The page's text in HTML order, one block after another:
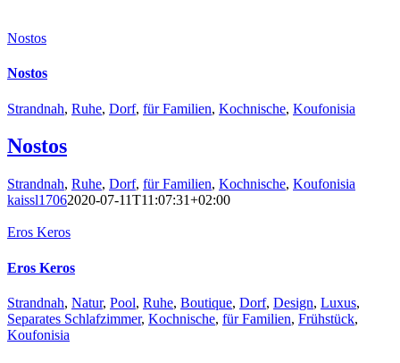
Nostos
Nostos
Strandnah, Ruhe, Dorf, für Familien, Kochnische, Koufonisia
Nostos
Strandnah, Ruhe, Dorf, für Familien, Kochnische, Koufonisia
kaissl17062020-07-11T11:07:31+02:00
Eros Keros
Eros Keros
Strandnah, Natur, Pool, Ruhe, Boutique, Dorf, Design, Luxus,
Separates Schlafzimmer, Kochnische, für Familien, Frühstück,
Koufonisia